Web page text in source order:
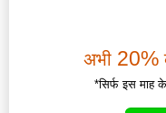
अभी 20%
*सिर्फ इस माह